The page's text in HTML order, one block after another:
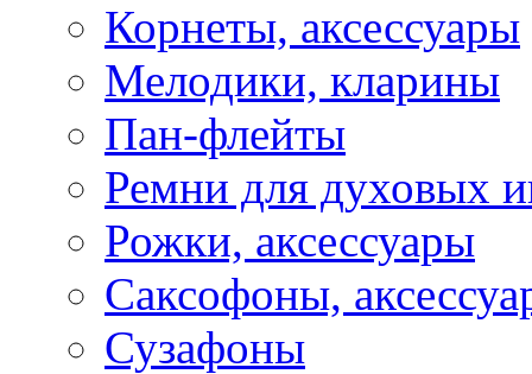
Корнеты, аксессуары
Мелодики, кларины
Пан-флейты
Ремни для духовых
Рожки, аксессуары
Саксофоны,
Сузафоны